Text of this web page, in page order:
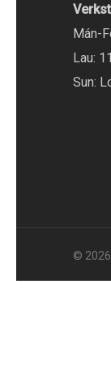
Mán-
Lau:
Sun:
© 2026